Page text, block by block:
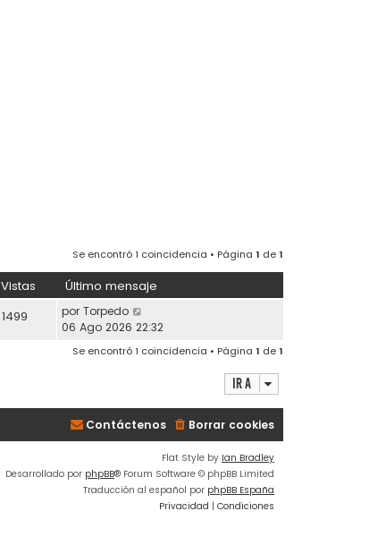
Se encontró 1 coincidencia • Página 1 de1
Vistas Último mensaje
1499 por Torpedo
06 Ago 2026 22:32
Se encontró 1 coincidencia • Página 1 de1
Ir a
Borrar cookies
Contáctenos
Flat Style by Ian Bradley
Desarrollado por phpBB® Forum Software © phpBB Limited
Traducción al español por phpBB España
Privacidad | Condiciones